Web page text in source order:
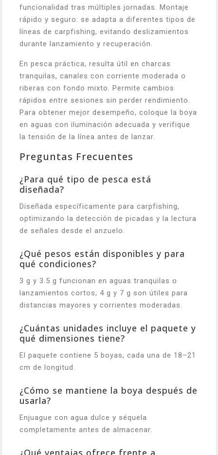
funcionalidad tras múltiples jornadas. Montaje
rápido y seguro: se adapta a diferentes tipos de
líneas de carpfishing, evitando deslizamientos
durante lanzamiento y recuperación.
En pesca práctica, resulta útil en charcas
tranquilas, canales con corriente moderada o
riberas con fondo mixto. Permite cambios
rápidos entre sesiones sin perder rendimiento.
Para obtener mejor desempeño, coloque la boya
en aguas con iluminación adecuada y verifique
la tensión de la línea antes de lanzar.
Preguntas Frecuentes
¿Para qué tipo de pesca está
diseñada?
Diseñada específicamente para carpfishing,
optimizando la detección de picadas y la lectura
de señales desde el anzuelo.
¿Qué pesos están disponibles y para
qué condiciones?
3 g y 3.5 g funcionan en aguas tranquilas o
lanzamientos cortos; 4 g y 7 g son útiles para
distancias mayores y corrientes moderadas.
¿Cuántas unidades incluye el paquete y
qué dimensiones tiene?
El paquete contiene 5 boyas, cada una de 18–21
cm de longitud.
¿Cómo se mantiene la boya después de
usarla?
Enjuague con agua dulce y séquela
completamente antes de almacenar.
¿Qué ventajas ofrece frente a